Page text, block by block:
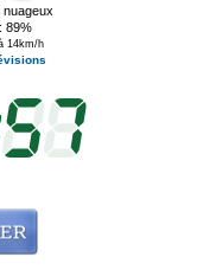
nuageux
89%
14km/h